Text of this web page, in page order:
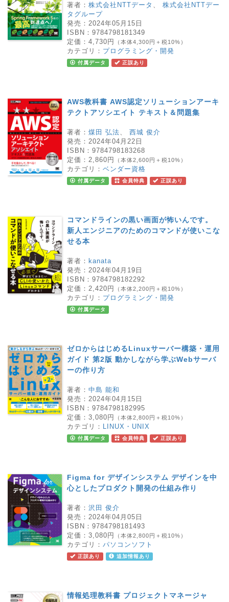
著者： 株式会社NTTデータ
株式会社NTTデー
タグループ
発売： 2024年05月15日
ISBN： 9784798181349
定価： 4,730円 （本体4,300円＋税10%）
カテゴリ： プログラミング・開発
付属データ 正誤あり
AWS教科書 AWS認定ソリューションアーキ
テクトアソシエイト テキスト＆問題集
著者： 煤田 弘法
西城 俊介
発売： 2024年04月22日
ISBN： 9784798183268
定価： 2,860円 （本体2,600円＋税10%）
カテゴリ： ベンダー資格
付属データ 会員特典 正誤あり
コマンドラインの黒い画面が怖いんです。
新人エンジニアのためのコマンドが使いこな
せる本
著者： kanata
発売： 2024年04月19日
ISBN： 9784798182292
定価： 2,420円 （本体2,200円＋税10%）
カテゴリ： プログラミング・開発
付属データ
ゼロからはじめるLinuxサーバー構築・運用
ガイド 第2版 動かしながら学ぶWebサーバ
ーの作り方
著者： 中島 能和
発売： 2024年04月15日
ISBN： 9784798182995
定価： 3,080円 （本体2,800円＋税10%）
カテゴリ： LINUX・UNIX
付属データ 会員特典 正誤あり
Figma for デザインシステム デザインを中
心としたプロダクト開発の仕組み作り
著者： 沢田 俊介
発売： 2024年04月05日
ISBN： 9784798181493
定価： 3,080円 （本体2,800円＋税10%）
カテゴリ： パソコンソフト
正誤あり 追加情報あり
情報処理教科書 プロジェクトマネージャ